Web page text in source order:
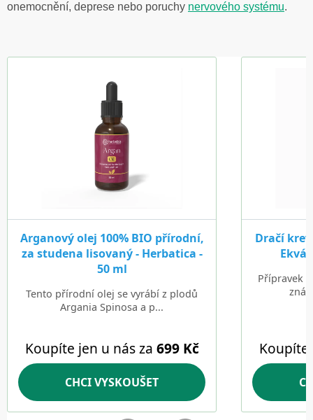
onemocnění, deprese nebo poruchy nervového systému.